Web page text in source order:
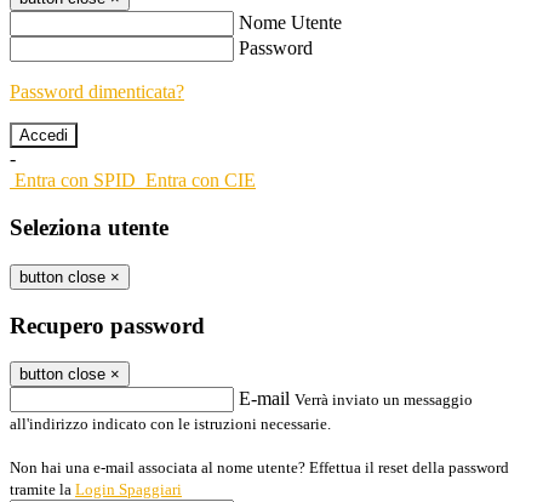
Nome Utente
Password
Password dimenticata?
-
Entra con SPID Entra con CIE
Seleziona utente
button close ×
Recupero password
button close ×
E-mail Verrà inviato un messaggio
all'indirizzo indicato con le istruzioni necessarie.
Non hai una e-mail associata al nome utente? Effettua il reset della password
tramite la Login Spaggiari